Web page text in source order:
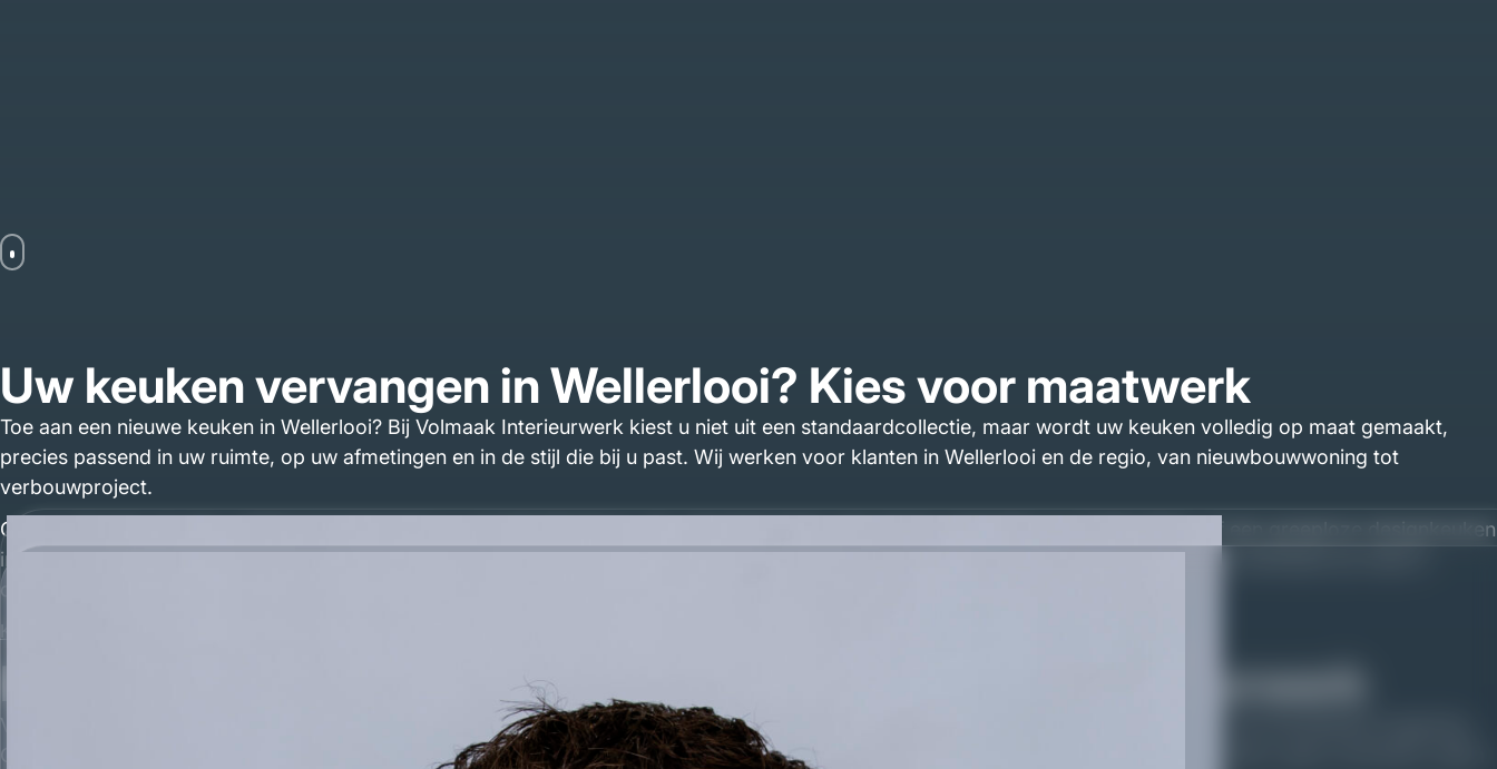
Uw keuken vervangen in Wellerlooi? Kies voor maatwerk
Toe aan een nieuwe keuken in Wellerlooi? Bij Volmaak Interieurwerk kiest u niet uit een standaardcollectie, maar wordt uw keuken volledig op maat gemaakt,
precies passend in uw ruimte, op uw afmetingen en in de stijl die bij u past. Wij werken voor klanten in Wellerlooi en de regio, van nieuwbouwwoning tot
verbouwproject.
Of u nu droomt van een rustieke boerenkeuken in massief eikenhout, een Japandi keuken met warme materialen en strakke lijnen, of een greeploze designkeuken
in mat zwart, Volmaak maakt het. Elke detail wordt zorgvuldig uitgewerkt: van de keuken met open schappen en nisverlichting tot het werkblad op maat in
composiet of natuursteen.
Lokale keukenmaker voor Wellerlooi — Volmaak Interieurwerk
Volmaak is geen grote keten met vestigingen door het hele land. Wij zijn een lokaal bedrijf, gevestigd in Sint Hubert, actief in Wellerlooi en de directe omgeving.
Gijs en Wouter, de oprichters van Volmaak, zijn zelf betrokken bij elk project. U heeft direct contact met de mensen die uw keuken maken, geen verkopers, geen